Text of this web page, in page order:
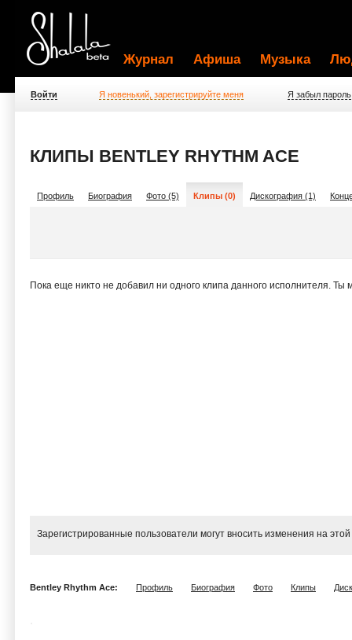
Журнал Афиша Музыка
Войти Я новенький, зарегистрируйте меня Я забыл пароль
КЛИПЫ BENTLEY RHYTHM ACE
Профиль Биография Фото (5) Клипы (0) Дискография (1)
Пока еще никто не добавил ни одного клипа данного исполнителя.
Зарегистрированные пользователи могут вносить изменения на
Bentley Rhythm Ace: Профиль Биография Фото Клипы